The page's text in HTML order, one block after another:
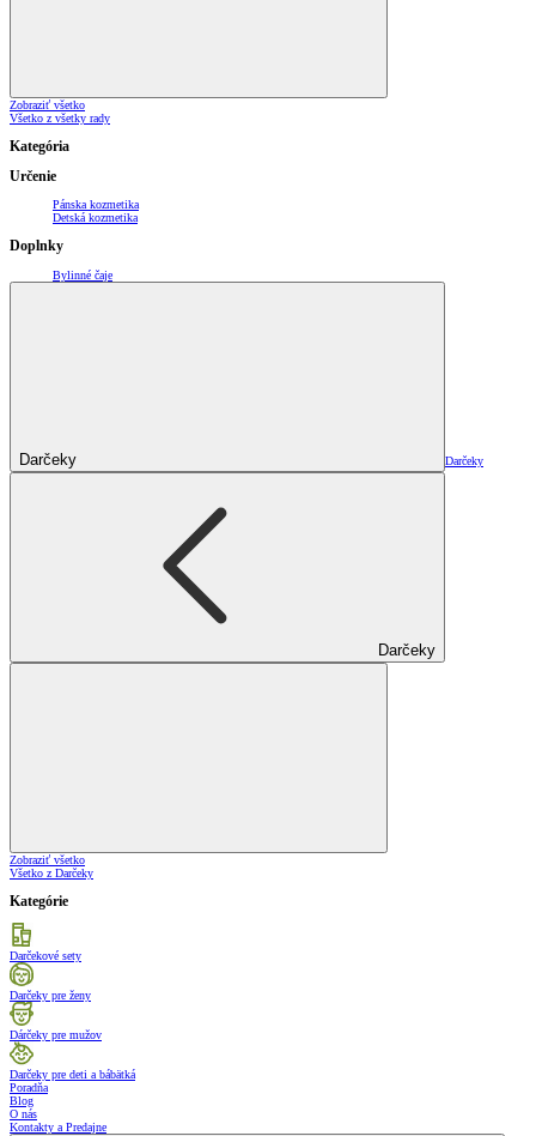
Zobraziť všetko
Všetko z všetky rady
Kategória
Určenie
Pánska kozmetika
Detská kozmetika
Doplnky
Bylinné čaje
Darčeky Darčeky
Darčeky
Zobraziť všetko
Všetko z Darčeky
Kategórie
Darčekové sety
Darčeky pre ženy
Dárčeky pre mužov
Darčeky pre deti a bábätká
Poradňa
Blog
O nás
Kontakty a Predajne